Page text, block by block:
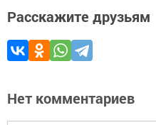
Расскажите друзьям
Нет комментариев